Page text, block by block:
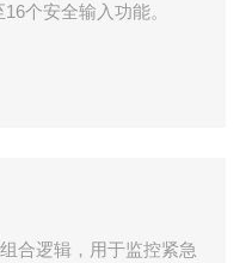
个安全输入功能。
合逻辑，用于监控紧急